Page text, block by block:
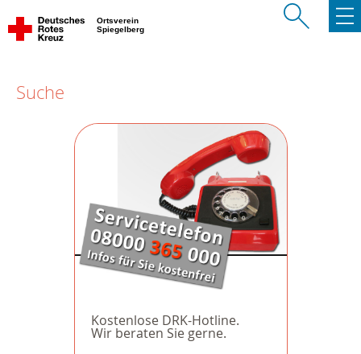
Ortsverein
Spiegelberg
Suche
Kostenlose DRK-Hotline.
Wir beraten Sie gerne.